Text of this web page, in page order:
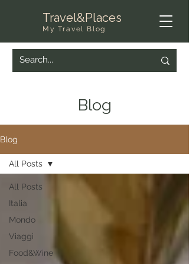
Travel&Places
My Travel Blog
Blog
Blog
All Posts
Italia
Mondo
Viaggi
Food&Wine
All Posts